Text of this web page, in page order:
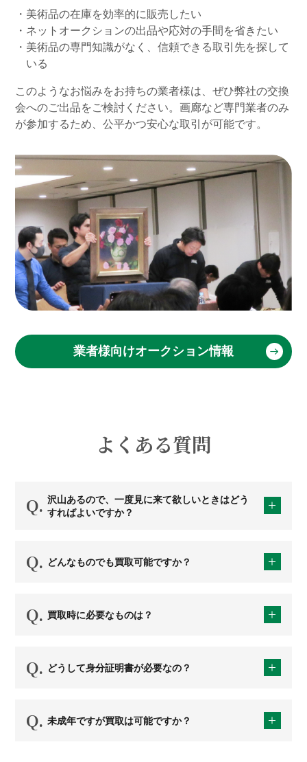
・美術品の在庫を効率的に販売したい
・ネットオークションの出品や応対の手間を省きたい
・美術品の専門知識がなく、信頼できる取引先を探して
いる
このようなお悩みをお持ちの業者様は、ぜひ弊社の交換
会へのご出品をご検討ください。画廊など専門業者のみ
が参加するため、公平かつ安心な取引が可能です。
業者様向けオークション情報
よくある質問
沢山あるので、一度見に来て欲しいときはどう
すればよいですか？
どんなものでも買取可能ですか？
買取時に必要なものは？
どうして身分証明書が必要なの？
未成年ですが買取は可能ですか？